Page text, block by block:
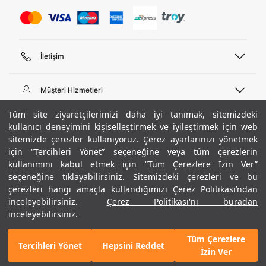
Tüm site ziyaretçilerimizi daha iyi tanımak, sitemizdeki
kullanıcı deneyimini kişiselleştirmek ve iyileştirmek için web
sitemizde çerezler kullanıyoruz. Çerez ayarlarınızı yönetmek
için “Tercihleri Yönet” seçeneğine veya tüm çerezlerin
kullanımını kabul etmek için “Tüm Çerezlere İzin Ver”
seçeneğine tıklayabilirsiniz. Sitemizdeki çerezleri ve bu
çerezleri hangi amaçla kullandığımızı Çerez Politikası’ndan
inceleyebilirsiniz.
Çerez Politikası'nı buradan
inceleyebilirsiniz.
Tercihleri Yönet Hepsini Reddet
Tüm Çerezlere
İzin Ver
+ 1 Renk
3.490 TL
%40
SEPETE EKLE
İletişim
444 02 00
Pazartesi - Cuma 09:00 - 18:00
E-posta
bilgi@underarmour.com
Müşteri Hizmetleri
Sipariş Sorgulama
Bize Ulaşın
Teslimat Bilgileri
İşlem Rehberi
İade ve Değişimler
Sıkça Sorulan Sorular
Beden Rehberi
Site Haritası
Hakkımızda
Ticari Bilgiler
Hükümler ve Koşullar
Gizlilik Politikası
Çerez Politikası
Kariyer
ETBİS
UA Sosyal Medya
Instagram
Facebook
Twitter
Popüler Kategoriler
Erkek Basketbol Ayakkabısı
Çocuk Basketbol Ayakkabısı
Erkek Eşofman